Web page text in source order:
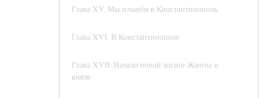
Глава XV. Мы плывём в Константинополь
Глава XVI. В Константинополе
Глава XVII. Начало новой жизни Жанны и
князя